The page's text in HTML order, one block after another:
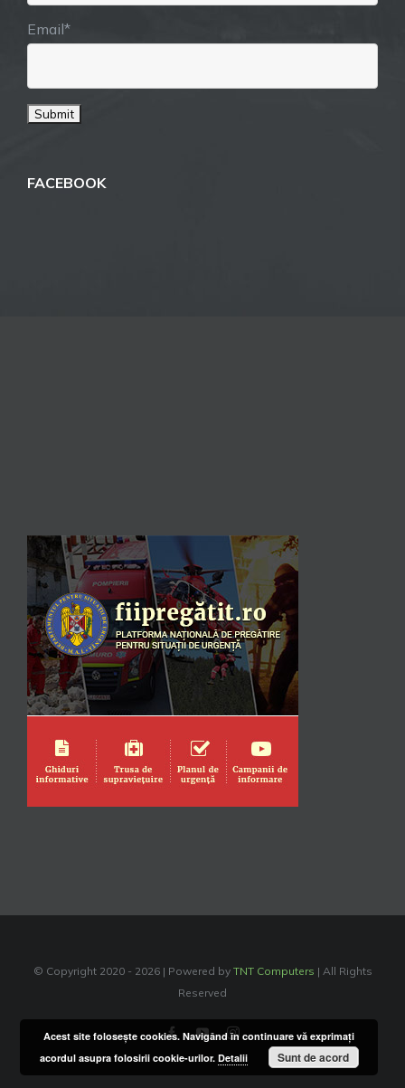
Email*
FACEBOOK
© Copyright 2020 - 2026 | Powered by TNT Computers | All Rights
Reserved
FacebookYouTubeInstagram
Acest site foloseşte cookies. Navigând în continuare vă exprimaţi
acordul asupra folosirii cookie-urilor. Detalii Sunt de acord